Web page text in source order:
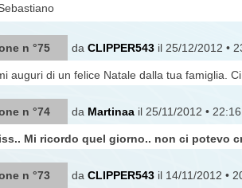
n °75 da CLIPPER543 il 25/12/2012 •
auguri di un felice Natale dalla tua famiglia.
n °74 da Martinaa il 25/11/2012 • 22:16
Mi ricordo quel giorno.. non ci potevo
n °73 da CLIPPER543 il 14/11/2012 •